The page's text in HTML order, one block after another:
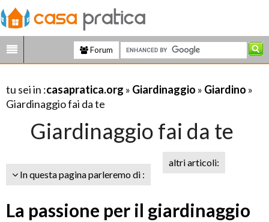
Forum
tu sei in :casapratica.org » Giardinaggio » Giardino »
Giardinaggio fai da te
Giardinaggio fai da te
In questa pagina parleremo di :
altri articoli:
La passione per il giardinaggio